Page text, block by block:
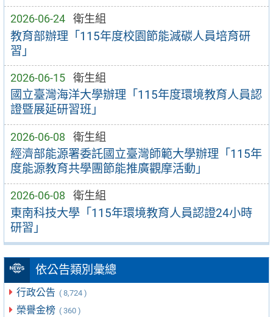
2026-06-24 衛生組
教育部辦理「115年度校園節能減碳人員培育研
習」
2026-06-15 衛生組
國立臺灣海洋大學辦理「115年度環境教育人員認
證暨展延研習班」
2026-06-08 衛生組
經濟部能源署委託國立臺灣師範大學辦理「115年
度能源教育共學團節能推廣觀摩活動」
2026-06-08 衛生組
東南科技大學「115年環境教育人員認證24小時
研習」
依公告類別彙總
行政公告 ( 8,724 )
榮譽金榜 ( 360 )